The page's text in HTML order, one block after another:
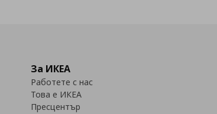
За ИКЕА
Работете с нас
Това е ИКЕА
Пресцентър